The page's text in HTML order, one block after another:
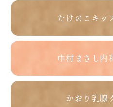
たけのこキッ
中村まさし内
かおり乳腺